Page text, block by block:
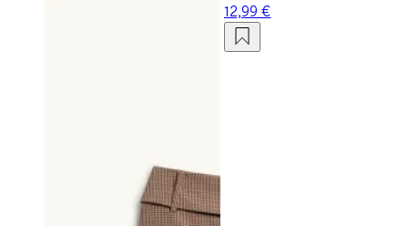
12,99 €